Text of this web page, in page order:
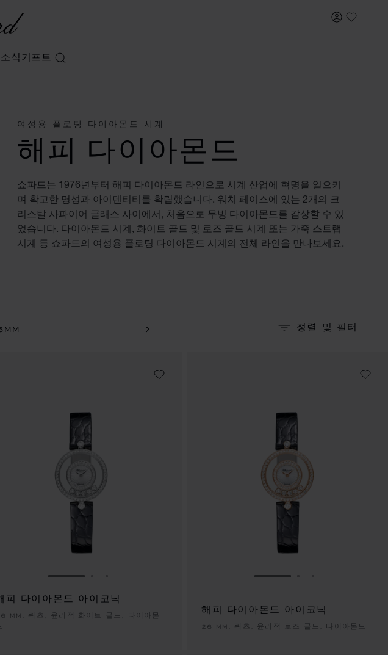
내 계정
My
소식 기프트검색
여성용 플로팅 다이아몬드 시계
해피 다이아몬드
쇼파드는 1976년부터 해피 다이아몬드 라인으로 시계 산업에 혁명을 일으키
며 확고한 명성과 아이덴티티를 확립했습니다. 워치 페이스에 있는 2개의 크
리스탈 사파이어 글래스 사이에서, 처음으로 무빙 다이아몬드를 감상할 수 있
었습니다. 다이아몬드 시계, 화이트 골드 및 로즈 골드 시계 또는 가죽 스트랩
시계 등 쇼파드의 여성용 플로팅 다이아몬드 시계의 전체 라인을 만나보세요.
정렬 및 필터
슬라이드로 이동 1
피 다이아몬드 아이코닉
MM, 쿼츠, 윤리적 화이트 골드, 다이아몬
슬라이드로 이동 1
해피 다이아몬드 아이코닉
26 MM, 쿼츠, 윤리적 로즈 골드, 다이아몬드